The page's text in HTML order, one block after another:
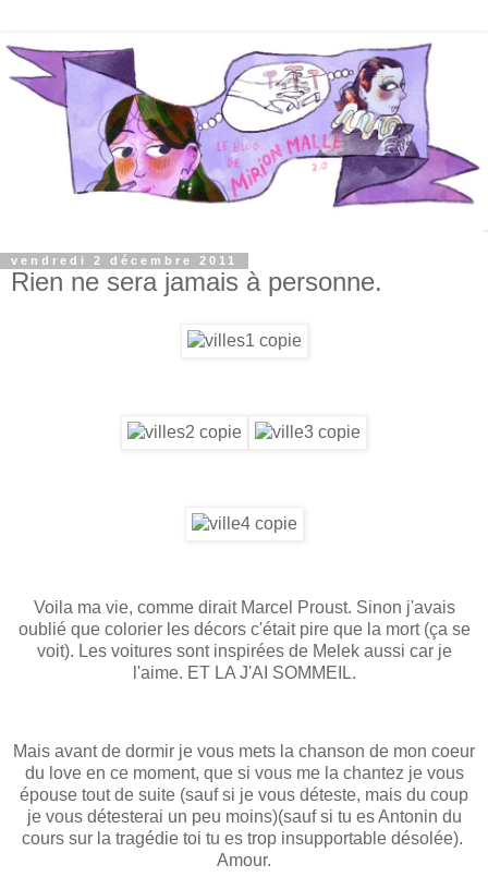
vendredi 2 décembre 2011
Rien ne sera jamais à personne.
Voila ma vie, comme dirait Marcel Proust. Sinon j'avais
oublié que colorier les décors c'était pire que la mort (ça se
voit). Les voitures sont inspirées de Melek aussi car je
l'aime. ET LA J'AI SOMMEIL.
Mais avant de dormir je vous mets la chanson de mon coeur
du love en ce moment, que si vous me la chantez je vous
épouse tout de suite (sauf si je vous déteste, mais du coup
je vous détesterai un peu moins)(sauf si tu es Antonin du
cours sur la tragédie toi tu es trop insupportable désolée).
Amour.